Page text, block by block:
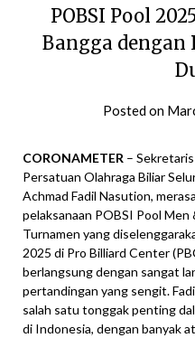
POBSI Pool
Bangga dengan
Posted on
CORONAMETER –
Persatuan Olahraga Biliar
Achmad Fadil Nasution,
pelaksanaan POBSI Pool
Turnamen yang
2025 di Pro Billiard Center
berlangsung dengan sangat
pertandingan yang sengit.
salah satu tonggak penting
di Indonesia, dengan banyak